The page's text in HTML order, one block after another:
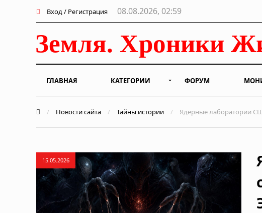
Вход / Регистрация 08.08.2026, 02:59
ГЛАВНАЯ КАТЕГОРИИ ФОРУМ
/ Новости сайта / Тайны истории / Ядерные лаборатории
15.05.2026